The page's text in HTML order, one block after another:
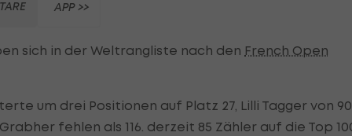
APP >>
sich in der Weltrangliste nach den French Open
um drei Positionen auf Platz 27, Lilli Tagger von 90
fehlen als 116. derzeit 85 Zähler auf die Top